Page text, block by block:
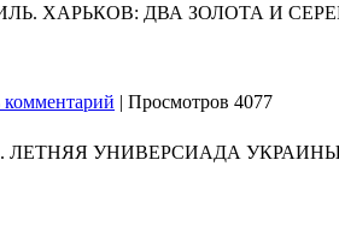
ХАРЬКОВ: ДВА ЗОЛОТА И
комментарий | Просмотров 4077
ЛЕТНЯЯ УНИВЕРСИАДА